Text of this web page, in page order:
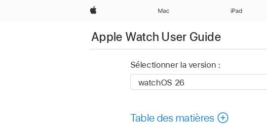
Apple Mac iPad
Apple Watch User Guide
Sélectionner la version :
Table des matières